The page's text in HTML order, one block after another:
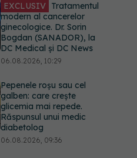
EXCLUSIV Tratamentul
modern al cancerelor
ginecologice. Dr. Sorin
Bogdan (SANADOR), la
DC Medical și DC News
06.08.2026, 10:29
Pepenele roșu sau cel
galben: care crește
glicemia mai repede.
Răspunsul unui medic
diabetolog
06.08.2026, 09:36